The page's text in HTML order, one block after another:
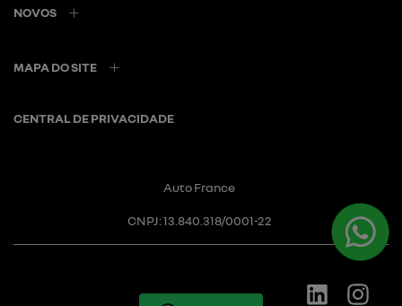
NOVOS
MAPA DO SITE
CENTRAL DE PRIVACIDADE
Auto France
CNPJ: 13.840.318/0001-22